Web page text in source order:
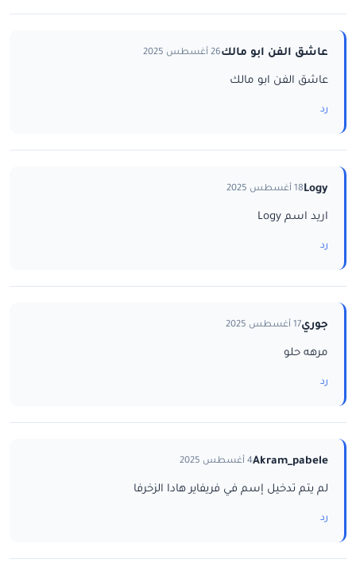
عاشق الفن ابو مالك26 أغسطس 2025
عاشق الفن ابو مالك
رد
Logy18 أغسطس 2025
اريد اسم Logy
رد
جوري17 أغسطس 2025
مرهه حلو
رد
Akram_pabele4 أغسطس 2025
لم يتم تدخيل إسم في فريفاير هادا الزخرفا
رد